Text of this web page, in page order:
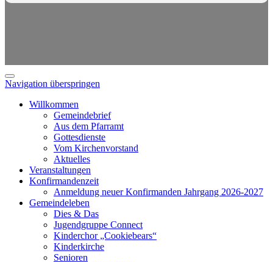
Navigation überspringen
Willkommen
Gemeindebrief
Aus dem Pfarramt
Gottesdienste
Vom Kirchenvorstand
Aktuelles
Veranstaltungen
Konfirmandenzeit
Anmeldung neuer Konfirmanden Jahrgang 2026-2027
Gemeindeleben
Dies & Das
Jugendgruppe Connect
Kinderchor „Cookiebears“
Kinderkirche
Senioren